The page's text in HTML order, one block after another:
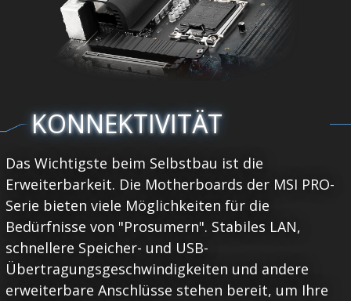
KONNEKTIVITÄT
Das Wichtigste beim Selbstbau ist die
Erweiterbarkeit. Die Motherboards der MSI PRO-
Serie bieten viele Möglichkeiten für die
Bedürfnisse von "Prosumern". Stabiles LAN,
schnellere Speicher- und USB-
Übertragungsgeschwindigkeiten und andere
erweiterbare Anschlüsse stehen bereit, um Ihre